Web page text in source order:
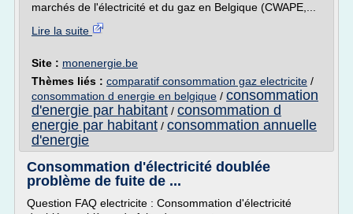
marchés de l'électricité et du gaz en Belgique (CWAPE,...
Lire la suite
Site : monenergie.be
Thèmes liés : comparatif consommation gaz electricite /
consommation d energie en belgique / consommation
d'energie par habitant / consommation d
energie par habitant / consommation annuelle
d'energie
Consommation d'électricité doublée
problème de fuite de ...
Question FAQ electricite : Consommation d'électricité